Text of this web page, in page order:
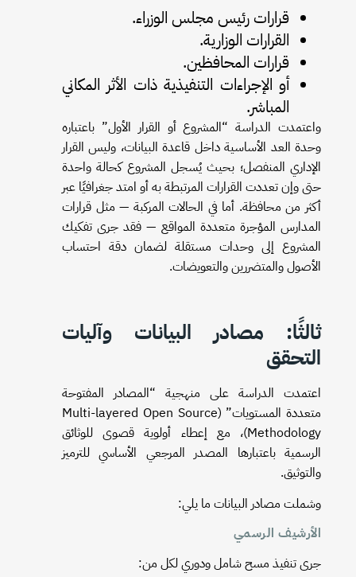
قرارات رئيس مجلس الوزراء.
القرارات الوزارية.
قرارات المحافظين.
أو الإجراءات التنفيذية ذات الأثر المكاني
المباشر.
واعتمدت الدراسة “المشروع أو القرار الأول” باعتباره
وحدة العد الأساسية داخل قاعدة البيانات، وليس القرار
الإداري المنفصل؛ بحيث يُسجل المشروع كحالة واحدة
حتى وإن تعددت القرارات المرتبطة به أو امتد جغرافيًا عبر
أكثر من محافظة. أما في الحالات المركبة — مثل قرارات
المدارس المؤجرة متعددة المواقع — فقد جرى تفكيك
المشروع إلى وحدات مستقلة لضمان دقة احتساب
الأصول والمتضررين والتعويضات.
ثالثًا: مصادر البيانات وآليات
التحقق
اعتمدت الدراسة على منهجية “المصادر المفتوحة
متعددة المستويات” (Multi-layered Open Source
Methodology)، مع إعطاء أولوية قصوى للوثائق
الرسمية باعتبارها المصدر المرجعي الأساسي للترميز
والتوثيق.
وشملت مصادر البيانات ما يلي:
الأرشيف الرسمي
جرى تنفيذ مسح شامل ودوري لكل من: